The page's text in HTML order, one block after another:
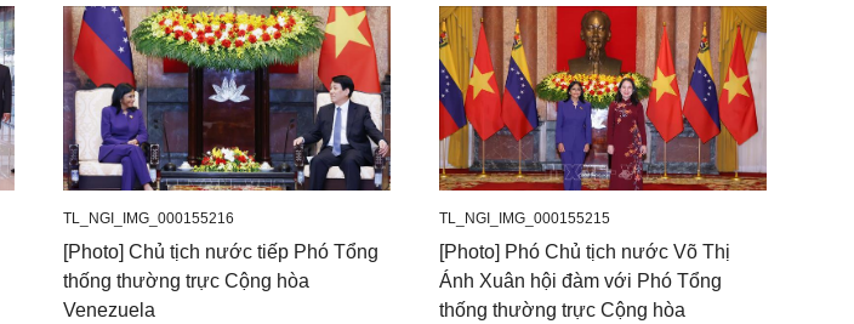
TL_NGI_IMG_000155216
[Photo] Chủ tịch nước tiếp Phó Tổng
thống thường trực Cộng hòa
Venezuela
TL_NGI_IMG_000155215
[Photo] Phó Chủ tịch nước Võ Thị
Ánh Xuân hội đàm với Phó Tổng
thống thường trực Cộng hòa